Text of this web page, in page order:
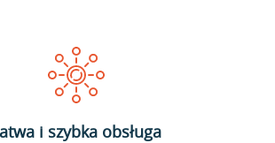
i szybka obsługa